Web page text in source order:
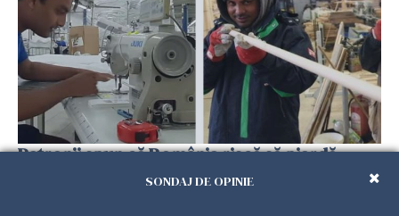
Patronii spun că România riscă să piardă
muncitorii străini în favoarea Spaniei
SONDAJ DE OPINIE